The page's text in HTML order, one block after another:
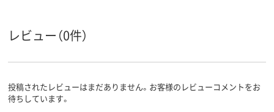
レビュー（0件）
投稿されたレビューはまだありません。お客様のレビューコメントをお
待ちしています。